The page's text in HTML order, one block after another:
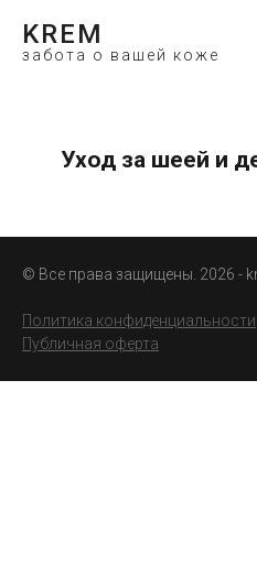
KREM
забота о вашей коже
Уход за шеей и
© Все права защищены. 2026 -
Политика конфиденциальности
Публичная оферта